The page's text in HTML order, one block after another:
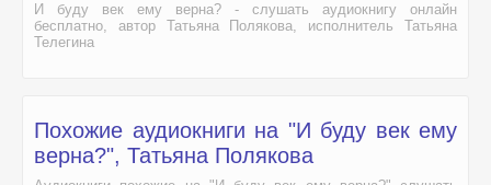
И буду век ему верна? - слушать аудиокнигу онлайн
бесплатно, автор Татьяна Полякова, исполнитель Татьяна
Телегина
Похожие аудиокниги на "И буду век ему
верна?", Татьяна Полякова